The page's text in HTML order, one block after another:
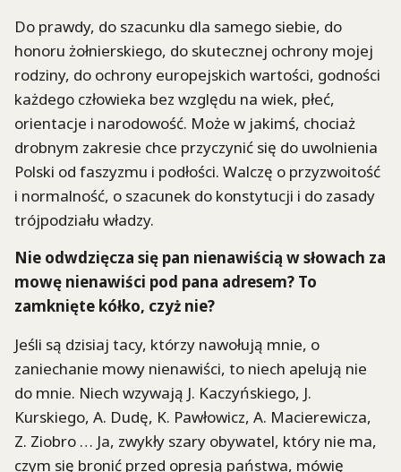
Do prawdy, do szacunku dla samego siebie, do
honoru żołnierskiego, do skutecznej ochrony mojej
rodziny, do ochrony europejskich wartości, godności
każdego człowieka bez względu na wiek, płeć,
orientacje i narodowość. Może w jakimś, chociaż
drobnym zakresie chce przyczynić się do uwolnienia
Polski od faszyzmu i podłości. Walczę o przyzwoitość
i normalność, o szacunek do konstytucji i do zasady
trójpodziału władzy.
Nie odwdzięcza się pan nienawiścią w słowach za
mowę nienawiści pod pana adresem? To
zamknięte kółko, czyż nie?
Jeśli są dzisiaj tacy, którzy nawołują mnie, o
zaniechanie mowy nienawiści, to niech apelują nie
do mnie. Niech wzywają J. Kaczyńskiego, J.
Kurskiego, A. Dudę, K. Pawłowicz, A. Macierewicza,
Z. Ziobro … Ja, zwykły szary obywatel, który nie ma,
czym się bronić przed opresją państwa, mówię